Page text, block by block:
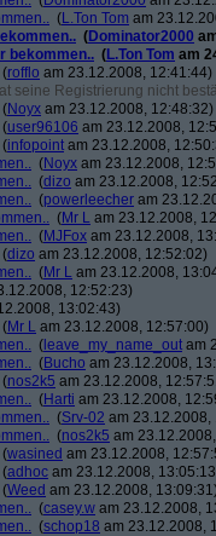
(L.Ton Tom am
(Dominator2000
bekommen.. (L.Ton Tom am
(rofflo am 23.12.2008, 12:41:44)
seine Registrierung nicht
(Noyx am 23.12.2008, 12:48:32)
(user96106 am 23.12.2008,
(infopoint am 23.12.2008,
(Noyx am 23.12.2008,
(dizo am 23.12.2008,
(powerleecher am
(Mr L am 23.12.2008,
(MJFox am 23.12.2008,
(dizo am 23.12.2008, 12:52:02)
(Mr L am 23.12.2008,
12:52:23)
13:02:43)
(Mr L am 23.12.2008, 12:57:00)
( leave_my_name_out am
(Bucho am 23.12.2008,
(nos2k5 am 23.12.2008,
(Harti am 23.12.2008,
(Srv-02 am 23.12.2008,
(nos2k5 am
(wasined am 23.12.2008,
(adhoc am 23.12.2008,
(Weed am 23.12.2008,
(casey.w am 23.12.2008,
(schop18 am 23.12.2008,